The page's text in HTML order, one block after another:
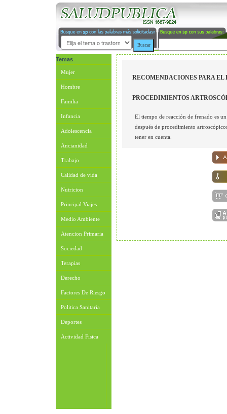
Temas
Mujer
Hombre
Familia
Infancia
Adolescencia
Ancianidad
Trabajo
Calidad de vida
Nutricion
Principal Viajes
Medio Ambiente
Atencion Primaria
Sociedad
Terapias
Derecho
Factores De Riesgo
Politica Sanitaria
Deportes
Actividad Fisica
RECOMENDACIONES PARA EL
PROCEDIMIENTOS
El tiempo de reacción de frenado es
después de procedimiento
tener en cuenta.